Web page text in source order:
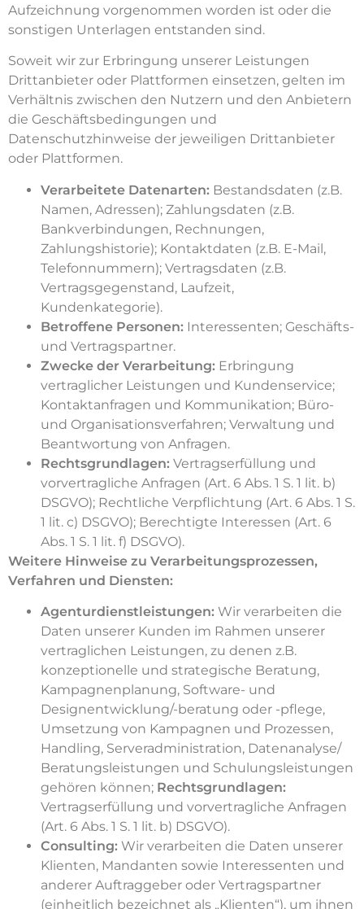
Aufzeichnung vorgenommen worden ist oder die
sonstigen Unterlagen entstanden sind.
Soweit wir zur Erbringung unserer Leistungen
Drittanbieter oder Plattformen einsetzen, gelten im
Verhältnis zwischen den Nutzern und den Anbietern
die Geschäftsbedingungen und
Datenschutzhinweise der jeweiligen Drittanbieter
oder Plattformen.
Verarbeitete Datenarten: Bestandsdaten (z.B.
Namen, Adressen); Zahlungsdaten (z.B.
Bankverbindungen, Rechnungen,
Zahlungshistorie); Kontaktdaten (z.B. E-Mail,
Telefonnummern); Vertragsdaten (z.B.
Vertragsgegenstand, Laufzeit,
Kundenkategorie).
Betroffene Personen: Interessenten; Geschäfts-
und Vertragspartner.
Zwecke der Verarbeitung: Erbringung
vertraglicher Leistungen und Kundenservice;
Kontaktanfragen und Kommunikation; Büro-
und Organisationsverfahren; Verwaltung und
Beantwortung von Anfragen.
Rechtsgrundlagen: Vertragserfüllung und
vorvertragliche Anfragen (Art. 6 Abs. 1 S. 1 lit. b)
DSGVO); Rechtliche Verpflichtung (Art. 6 Abs. 1 S.
1 lit. c) DSGVO); Berechtigte Interessen (Art. 6
Abs. 1 S. 1 lit. f) DSGVO).
Weitere Hinweise zu Verarbeitungsprozessen,
Verfahren und Diensten:
Agenturdienstleistungen: Wir verarbeiten die
Daten unserer Kunden im Rahmen unserer
vertraglichen Leistungen, zu denen z.B.
konzeptionelle und strategische Beratung,
Kampagnenplanung, Software- und
Designentwicklung/-beratung oder -pflege,
Umsetzung von Kampagnen und Prozessen,
Handling, Serveradministration, Datenanalyse/
Beratungsleistungen und Schulungsleistungen
gehören können; Rechtsgrundlagen:
Vertragserfüllung und vorvertragliche Anfragen
(Art. 6 Abs. 1 S. 1 lit. b) DSGVO).
Consulting: Wir verarbeiten die Daten unserer
Klienten, Mandanten sowie Interessenten und
anderer Auftraggeber oder Vertragspartner
(einheitlich bezeichnet als „Klienten“), um ihnen